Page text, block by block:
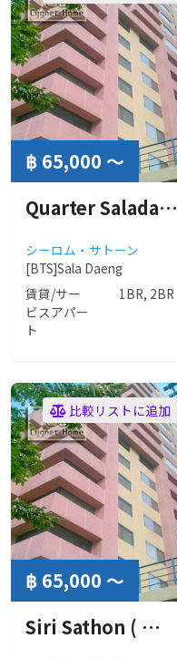
฿ 65,000 ～
Quarter Saladaeng ( クォーター サラデーン）
シーロム・サトーン
[BTS]Sala Daeng
賃貸/サー
ビスアパー
ト
1BR, 2BR
比較リストに追加
฿ 65,000 ～
Siri Sathon ( シリ サトーン )